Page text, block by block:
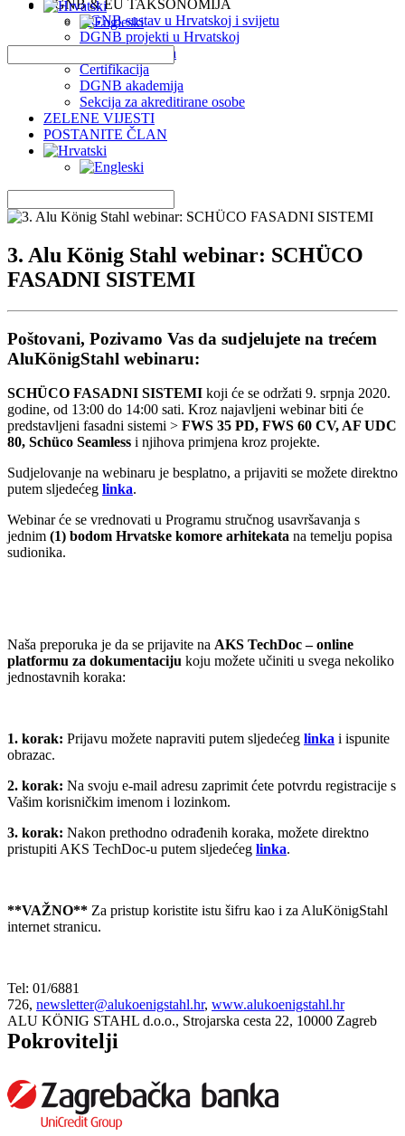
DGNB & EU TAKSONOMIJA
DGNB sustav u Hrvatskoj i svijetu
DGNB projekti u Hrvatskoj
EU Taksonomija
Certifikacija
DGNB akademija
Sekcija za akreditirane osobe
ZELENE VIJESTI
POSTANITE ČLAN
3. Alu König Stahl webinar: SCHÜCO
FASADNI SISTEMI
Poštovani, Pozivamo Vas da sudjelujete na trećem
AluKönigStahl webinaru:
SCHÜCO FASADNI SISTEMI koji će se održati 9. srpnja 2020.
godine, od 13:00 do 14:00 sati. Kroz najavljeni webinar biti će
predstavljeni fasadni sistemi > FWS 35 PD, FWS 60 CV, AF UDC
80, Schüco Seamless i njihova primjena kroz projekte.
Sudjelovanje na webinaru je besplatno, a prijaviti se možete direktno
putem sljedećeg linka.
Webinar će se vrednovati u Programu stručnog usavršavanja s
jednim (1) bodom Hrvatske komore arhitekata na temelju popisa
sudionika.
Naša preporuka je da se prijavite na AKS TechDoc – online
platformu za dokumentaciju koju možete učiniti u svega nekoliko
jednostavnih koraka:
1. korak: Prijavu možete napraviti putem sljedećeg linka i ispunite
obrazac.
2. korak: Na svoju e-mail adresu zaprimit ćete potvrdu registracije s
Vašim korisničkim imenom i lozinkom.
3. korak: Nakon prethodno odrađenih koraka, možete direktno
pristupiti AKS TechDoc-u putem sljedećeg linka.
**VAŽNO** Za pristup koristite istu šifru kao i za AluKönigStahl
internet stranicu.
Tel: 01/6881
726, newsletter@alukoenigstahl.hr, www.alukoenigstahl.hr
ALU KÖNIG STAHL d.o.o., Strojarska cesta 22, 10000 Zagreb
Pokrovitelji